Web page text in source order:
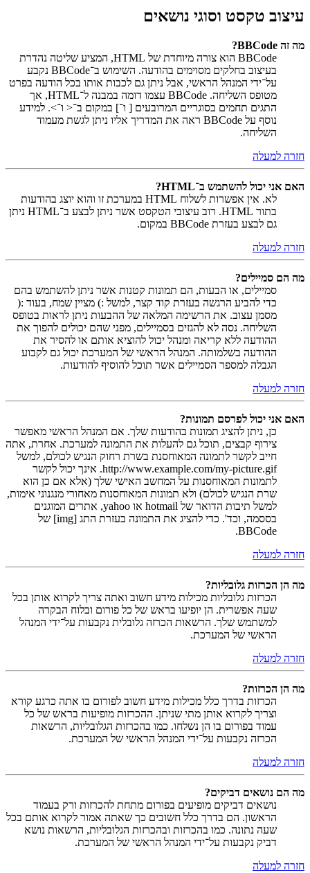
עיצוב טקסט וסוגי נושאים
מה זה BBCode?
BBCode הוא צורה מיוחדת של HTML, המציע שליטה נהדרת
בעיצוב בחלקים מסוימים בהודעה. השימוש ב־BBCode נקבע
על־ידי המנהל הראשי, אבל ניתן גם לכבות אותו בכל הודעה בפרט
מטופס השליחה. BBCode עצמו דומה במבנה ל־HTML, אך
התגים תחמים בסוגריים המרובעים [ ו־] במקום ב־< ו־>. למידע
נוסף על BBCode ראה את המדריך אליו ניתן לגשת מעמוד
השליחה.
חזרה למעלה
האם אני יכול להשתמש ב־HTML?
לא. אין אפשרות לשלוח HTML במערכת זו והוא יוצג בהודעות
בתור HTML. רוב עיצובי הטקסט אשר ניתן לבצע ב־HTML ניתן
גם לבצע בעזרת BBCode במקום.
חזרה למעלה
מה הם סמיילים?
סמיילים, או הבעות, הם תמונות קטנות אשר ניתן להשתמש בהם
כדי להביע הרגשה בעזרת קוד קצר, למשל :) מציין שמח, בעוד :(
מסמן עצוב. את הרשימה המלאה של ההבעות ניתן לראות בטופס
השליחה. נסה לא להגזים בסמיילים, מפני שהם יכולים להפוך את
ההודעה ללא קריאה ומנהל יכול להוציא אותם או להסיר את
ההודעה בשלמותה. המנהל הראשי של המערכת יכול גם לקבוע
הגבלה למספר הסמיילים אשר תוכל להוסיף להודעות.
חזרה למעלה
האם אני יכול לפרסם תמונות?
כן, ניתן להציג תמונות בהודעות שלך. אם המנהל הראשי מאפשר
צירוף קבצים, תוכל גם להעלות את התמונה למערכת. אחרת, אתה
חייב לקשר לתמונה המאוחסנת בשרת רחוק הנגיש לכולם, למשל
http://www.example.com/my-picture.gif. אינך יכול לקשר
לתמונות המאוחסנות על המחשב האישי שלך (אלא אם כן הוא
שרת הנגיש לכולם) ולא תמונות המאוחסנות מאחורי מנגנוני אימות,
למשל תיבות הדואר של hotmail או yahoo, אתרים המוגנים
בססמה, וכד'. כדי להציג את התמונה בעזרת התג [img] של
BBCode.
חזרה למעלה
מה הן הכרזות גלובליות?
הכרזות גלובליות מכילות מידע חשוב ואתה צריך לקרוא אותן בכל
שעה אפשרית. הן יופיעו בראש של כל פורום ובלוח הבקרה
למשתמש שלך. הרשאות הכרזה גלובלית נקבעות על־ידי המנהל
הראשי של המערכת.
חזרה למעלה
מה הן הכרזות?
הכרזות בדרך כלל מכילות מידע חשוב לפורום בו אתה כרגע קורא
וצריך לקרוא אותן מתי שניתן. ההכרזות מופיעות בראש של כל
עמוד בפורום בו הן נשלחו. כמו בהכרזות הגלובליות, הרשאות
הכרזה נקבעות על־ידי המנהל הראשי של המערכת.
חזרה למעלה
מה הם נושאים דביקים?
נושאים דביקים מופיעים בפורום מתחת להכרזות ורק בעמוד
הראשון. הם בדרך כלל חשובים כך שאתה אמור לקרוא אותם בכל
שעה נתונה. כמו בהכרזות ובהכרזות הגלובליות, הרשאות נושא
דביק נקבעות על־ידי המנהל הראשי של המערכת.
חזרה למעלה